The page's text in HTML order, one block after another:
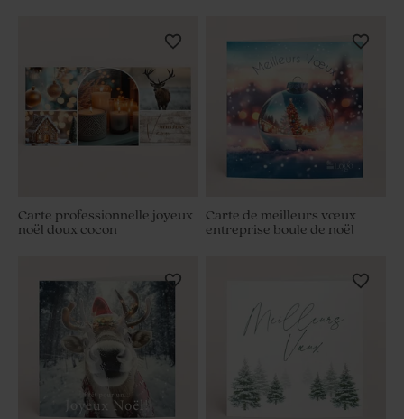
Carte professionnelle joyeux
noël doux cocon
Carte de meilleurs vœux
entreprise boule de noël